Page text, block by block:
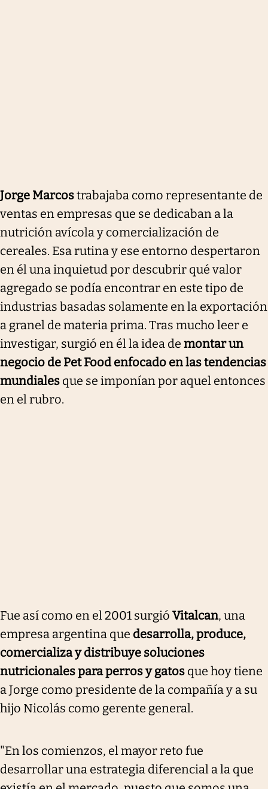
Jorge Marcostrabajaba como representante de
ventas en empresas que se dedicaban a la
nutrición avícola y comercialización de
cereales. Esa rutina y ese entorno despertaron
en él una inquietud por descubrir qué valor
agregado se podía encontrar en este tipo de
industrias basadas solamente en la exportación
a granel de materia prima. Tras mucho leer e
investigar, surgió en él la idea de montar un
negocio de Pet Food enfocado en las tendencias
mundiales que se imponían por aquel entonces
en el rubro.
Fue así como en el 2001 surgió Vitalcan, una
empresa argentina que desarrolla, produce,
comercializa y distribuye soluciones
nutricionales para perros y gatos que hoy tiene
a Jorge como presidente de la compañía y a su
hijo Nicolás como gerente general.
"En los comienzos, el mayor reto fue
desarrollar una estrategia diferencial a la que